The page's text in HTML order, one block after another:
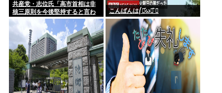
共産党・志位氏「高市首相は非
核三原則を今後堅持すると言わ
ない！」
こんばんは⎛・᷄ω・᷅ ⎞